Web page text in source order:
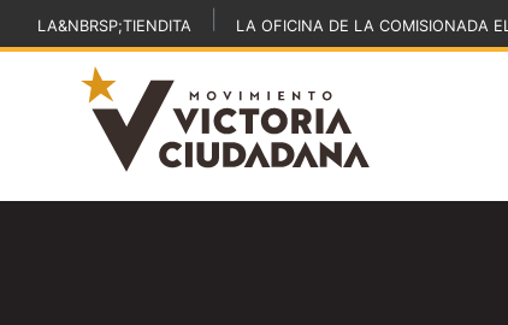
LA&NBRSP;TIENDITA LA OFICINA DE LA COMISIONADA